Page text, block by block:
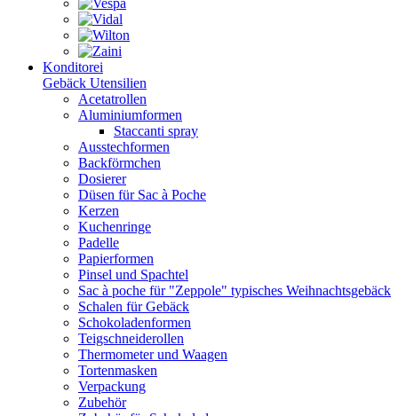
Konditorei
Gebäck Utensilien
Acetatrollen
Aluminiumformen
Staccanti spray
Ausstechformen
Backförmchen
Dosierer
Düsen für Sac à Poche
Kerzen
Kuchenringe
Padelle
Papierformen
Pinsel und Spachtel
Sac à poche für "Zeppole" typisches Weihnachtsgebäck
Schalen für Gebäck
Schokoladenformen
Teigschneiderollen
Thermometer und Waagen
Tortenmasken
Verpackung
Zubehör